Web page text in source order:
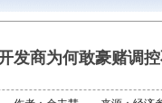
发商为何敢豪赌调